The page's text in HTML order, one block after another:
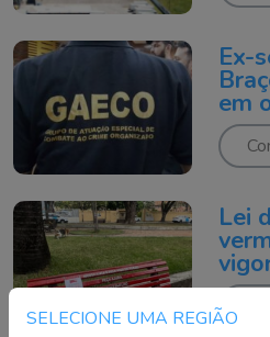
SELECIONE UMA REGIÃO
Ex-
em
Lei